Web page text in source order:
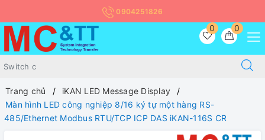
0904251826
0
0
Trang chủ
iKAN LED Message Display
Màn hình LED công nghiệp 8/16 ký tự một hàng RS-
485/Ethernet Modbus RTU/TCP ICP DAS iKAN-116S CR